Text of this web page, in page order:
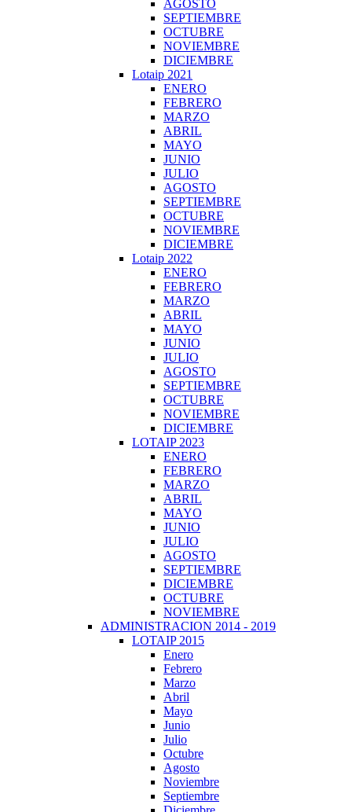
AGOSTO
SEPTIEMBRE
OCTUBRE
NOVIEMBRE
DICIEMBRE
Lotaip 2021
ENERO
FEBRERO
MARZO
ABRIL
MAYO
JUNIO
JULIO
AGOSTO
SEPTIEMBRE
OCTUBRE
NOVIEMBRE
DICIEMBRE
Lotaip 2022
ENERO
FEBRERO
MARZO
ABRIL
MAYO
JUNIO
JULIO
AGOSTO
SEPTIEMBRE
OCTUBRE
NOVIEMBRE
DICIEMBRE
LOTAIP 2023
ENERO
FEBRERO
MARZO
ABRIL
MAYO
JUNIO
JULIO
AGOSTO
SEPTIEMBRE
DICIEMBRE
OCTUBRE
NOVIEMBRE
ADMINISTRACION 2014 - 2019
LOTAIP 2015
Enero
Febrero
Marzo
Abril
Mayo
Junio
Julio
Octubre
Agosto
Noviembre
Septiembre